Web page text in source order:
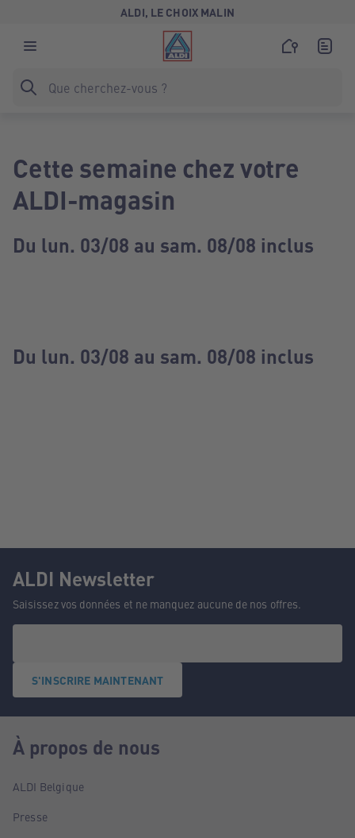
ALDI, LE CHOIX MALIN
Cette semaine chez votre
ALDI-magasin
Du lun. 03/08 au sam. 08/08 inclus
Du lun. 03/08 au sam. 08/08 inclus
ALDI Newsletter
Saisissez vos données et ne manquez aucune de nos offres.
S'INSCRIRE MAINTENANT
À propos de nous
ALDI Belgique
Presse